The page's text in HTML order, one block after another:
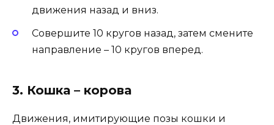
движения назад и вниз.
Совершите 10 кругов назад, затем смените
направление – 10 кругов вперед.
3. Кошка – корова
Движения, имитирующие позы кошки и